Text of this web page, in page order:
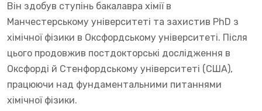
Він здобув ступінь бакалавра хімії в
Манчестерському університеті та захистив PhD з
хімічної фізики в Оксфордському університеті. Після
цього продовжив постдокторські дослідження в
Оксфорді й Стенфордському університеті (США),
працюючи над фундаментальними питаннями
хімічної фізики.